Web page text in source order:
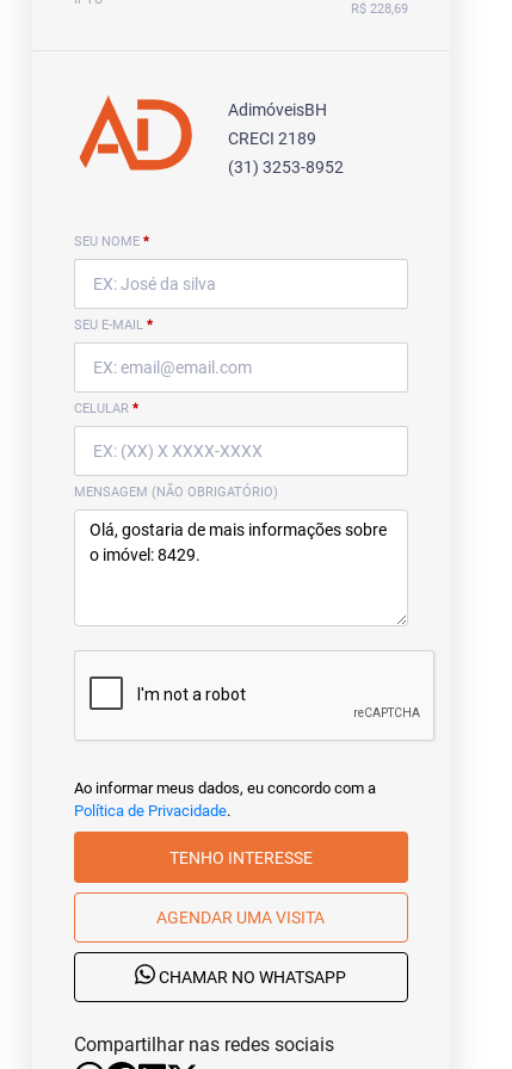
R$ 228,69
AdimóveisBH
CRECI 2189
(31) 3253-8952
SEU NOME *
SEU E-MAIL *
CELULAR *
MENSAGEM (NÃO OBRIGATÓRIO)
Ao informar meus dados, eu concordo com a
Política de Privacidade.
TENHO INTERESSE
AGENDAR UMA VISITA
CHAMAR NO WHATSAPP
Compartilhar nas redes sociais